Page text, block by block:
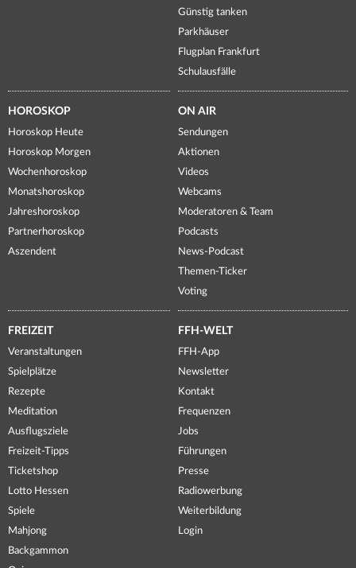
Günstig tanken
Parkhäuser
Flugplan Frankfurt
Schulausfälle
HOROSKOP
Horoskop Heute
Horoskop Morgen
Wochenhoroskop
Monatshoroskop
Jahreshoroskop
Partnerhoroskop
Aszendent
ON AIR
Sendungen
Aktionen
Videos
Webcams
Moderatoren & Team
Podcasts
News-Podcast
Themen-Ticker
Voting
FREIZEIT
Veranstaltungen
Spielplätze
Rezepte
Meditation
Ausflugsziele
Freizeit-Tipps
Ticketshop
Lotto Hessen
Spiele
Mahjong
Backgammon
FFH-WELT
FFH-App
Newsletter
Kontakt
Frequenzen
Jobs
Führungen
Presse
Radiowerbung
Weiterbildung
Login